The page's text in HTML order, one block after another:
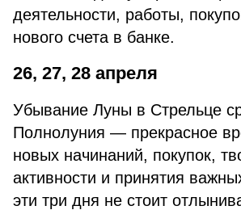
деятельности, работы,
нового счета в банке.
26, 27, 28 апреля
Убывание Луны в Стрельце
Полнолуния — прекрасное
новых начинаний, покупок,
активности и принятия
эти три дня не стоит